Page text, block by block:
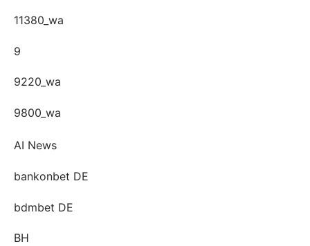
11380_wa
9
9220_wa
9800_wa
AI News
bankonbet DE
bdmbet DE
BH